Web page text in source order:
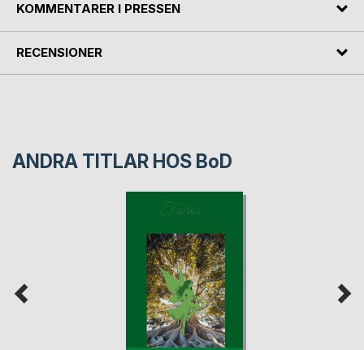
KOMMENTARER I PRESSEN
RECENSIONER
ANDRA TITLAR HOS BoD